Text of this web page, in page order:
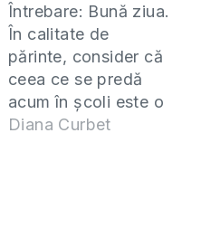
Întrebare: Bună ziua.
În calitate de
părinte, consider că
ceea ce se predă
acum în școli este o
greșeală cu
Diana Curbet